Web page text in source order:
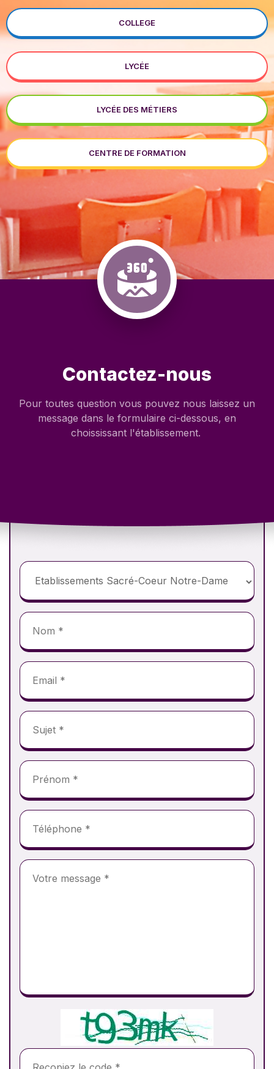
COLLEGE
LYCÉE
LYCÉE DES MÉTIERS
CENTRE DE FORMATION
Contactez-nous
Pour toutes question vous pouvez nous laissez un
message dans le formulaire ci-dessous, en
choississant l'établissement.